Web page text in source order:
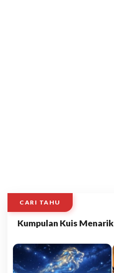
CARI TAHU
Kumpulan Kuis Menarik